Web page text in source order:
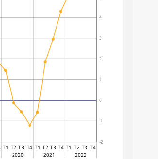
-2
-1
0
1
2
3
4
T1 T2 T3 T4 T1 T2 T3 T4 T1 T2 T3 T4
2020 2021 2022